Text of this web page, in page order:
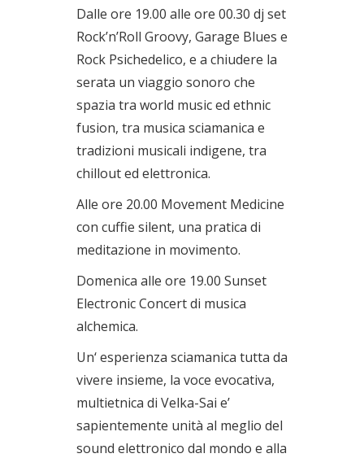
Dalle ore 19.00 alle ore 00.30 dj set
Rock’n’Roll Groovy, Garage Blues e
Rock Psichedelico, e a chiudere la
serata un viaggio sonoro che
spazia tra world music ed ethnic
fusion, tra musica sciamanica e
tradizioni musicali indigene, tra
chillout ed elettronica.
Alle ore 20.00 Movement Medicine
con cuffie silent, una pratica di
meditazione in movimento.
Domenica alle ore 19.00 Sunset
Electronic Concert di musica
alchemica.
Un‘ esperienza sciamanica tutta da
vivere insieme, la voce evocativa,
multietnica di Velka-Sai e’
sapientemente unità al meglio del
sound elettronico dal mondo e alla